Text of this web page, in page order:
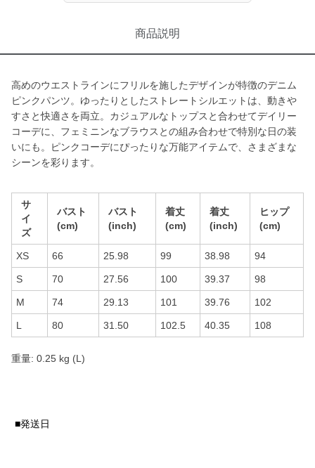
商品説明
高めのウエストラインにフリルを施したデザインが特徴のデニム
ピンクパンツ。ゆったりとしたストレートシルエットは、動きや
すさと快適さを両立。カジュアルなトップスと合わせてデイリー
コーデに、フェミニンなブラウスとの組み合わせで特別な日の装
いにも。ピンクコーデにぴったりな万能アイテムで、さまざまな
シーンを彩ります。
サ
イ
ズ
バスト
(cm)
バスト
(inch)
着丈
(cm)
着丈
(inch)
ヒップ
(cm)
XS 66 25.98 99 38.98 94
S 70 27.56 100 39.37 98
M 74 29.13 101 39.76 102
L 80 31.50 102.5 40.35 108
重量: 0.25 kg (L)
■発送日